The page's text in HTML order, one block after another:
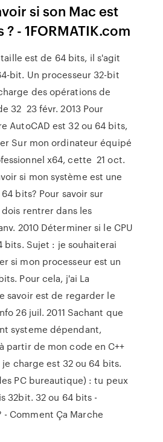
si son Mac est
- 1FORMATIK.com
taille est de 64 bits, il s'agit
bit. Un processeur 32-bit
des opérations de
32 23 févr. 2013 Pour
AutoCAD est 32 ou 64 bits,
Sur mon ordinateur équipé
x64, cette 21 oct.
si mon système est une
bits? Pour savoir sur
rentrer dans les
2010 Déterminer si le CPU
bits. Sujet : je souhaiterai
si mon processeur est un
Pour cela, j'ai La
savoir est de regarder le
26 juil. 2011 Sachant que
systeme dépendant,
partir de mon code en C++
charge est 32 ou 64 bits.
PC bureautique) : tu peux
32bit. 32 ou 64 bits -
- Comment Ça Marche